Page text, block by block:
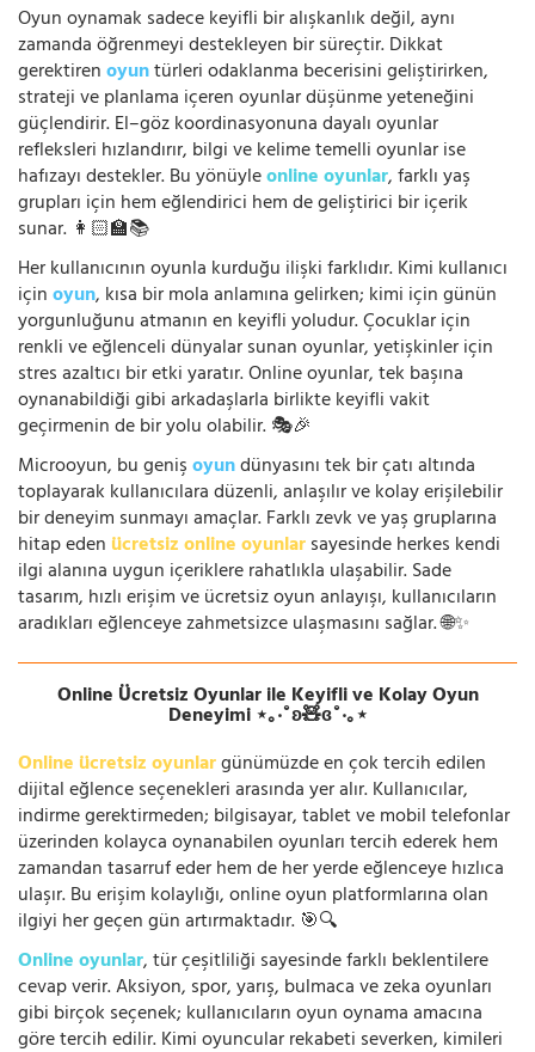
Oyun oynamak sadece keyifli bir alışkanlık değil, aynı
zamanda öğrenmeyi destekleyen bir süreçtir. Dikkat
gerektirenoyuntürleri odaklanma becerisini geliştirirken,
strateji ve planlama içeren oyunlar düşünme yeteneğini
güçlendirir. El–göz koordinasyonuna dayalı oyunlar
refleksleri hızlandırır, bilgi ve kelime temelli oyunlar ise
hafızayı destekler. Bu yönüyleonline oyunlar, farklı yaş
grupları için hem eğlendirici hem de geliştirici bir içerik
sunar. 👩🏻‍🏫📚
Her kullanıcının oyunla kurduğu ilişki farklıdır. Kimi kullanıcı
içinoyun, kısa bir mola anlamına gelirken; kimi için günün
yorgunluğunu atmanın en keyifli yoludur. Çocuklar için
renkli ve eğlenceli dünyalar sunan oyunlar, yetişkinler için
stres azaltıcı bir etki yaratır. Online oyunlar, tek başına
oynanabildiği gibi arkadaşlarla birlikte keyifli vakit
geçirmenin de bir yolu olabilir. 🎭🎉
Microoyun, bu genişoyundünyasını tek bir çatı altında
toplayarak kullanıcılara düzenli, anlaşılır ve kolay erişilebilir
bir deneyim sunmayı amaçlar. Farklı zevk ve yaş gruplarına
hitap eden ücretsiz online oyunlarsayesinde herkes kendi
ilgi alanına uygun içeriklere rahatlıkla ulaşabilir. Sade
tasarım, hızlı erişim ve ücretsiz oyun anlayışı, kullanıcıların
aradıkları eğlenceye zahmetsizce ulaşmasını sağlar. 🌐✨
Online Ücretsiz Oyunlar ile Keyifli ve Kolay Oyun
Deneyimi ⋆｡‧˚ʚ🧸ɞ˚‧｡⋆
Online ücretsiz oyunlargünümüzde en çok tercih edilen
dijital eğlence seçenekleri arasında yer alır. Kullanıcılar,
indirme gerektirmeden; bilgisayar, tablet ve mobil telefonlar
üzerinden kolayca oynanabilen oyunları tercih ederek hem
zamandan tasarruf eder hem de her yerde eğlenceye hızlıca
ulaşır. Bu erişim kolaylığı, online oyun platformlarına olan
ilgiyi her geçen gün artırmaktadır. 🎯🔍
Online oyunlar, tür çeşitliliği sayesinde farklı beklentilere
cevap verir. Aksiyon, spor, yarış, bulmaca ve zeka oyunları
gibi birçok seçenek; kullanıcıların oyun oynama amacına
göre tercih edilir. Kimi oyuncular rekabeti severken, kimileri